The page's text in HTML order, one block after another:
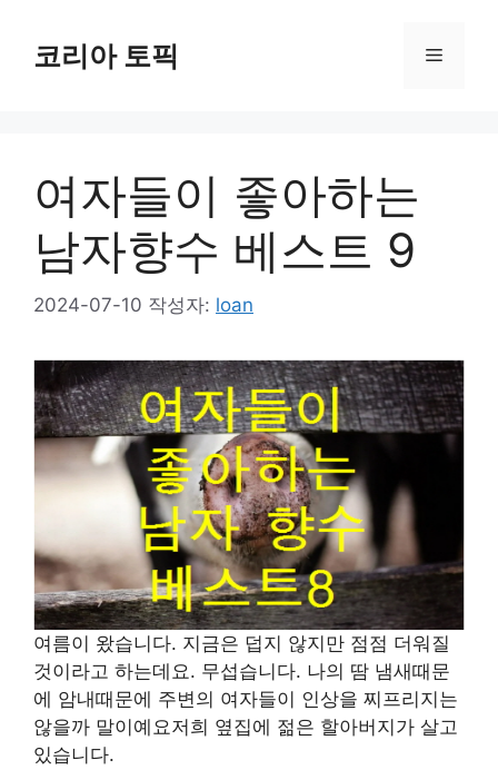
코리아 토픽 메
여자들이 좋아하는
남자향수 베스트 9
2024-07-10 작성자: loan
여름이 왔습니다. 지금은 덥지 않지만 점점 더워질
것이라고 하는데요. 무섭습니다. 나의 땀 냄새때문
에 암내때문에 주변의 여자들이 인상을 찌프리지는
않을까 말이예요저희 옆집에 젊은 할아버지가 살고
있습니다.